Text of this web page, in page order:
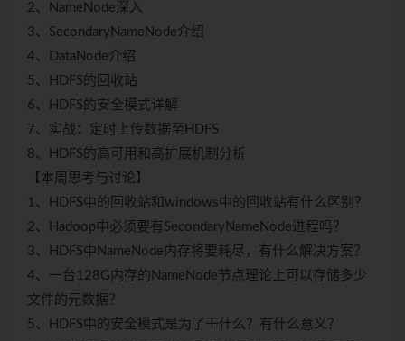
2、NameNode深入
3、SecondaryNameNode介绍
4、DataNode介绍
5、HDFS的回收站
6、HDFS的安全模式详解
7、实战：定时上传数据至HDFS
8、HDFS的高可用和高扩展机制分析
【本周思考与讨论】
1、HDFS中的回收站和windows中的回收站有什么区别？
2、Hadoop中必须要有SecondaryNameNode进程吗？
3、HDFS中NameNode内存将要耗尽，有什么解决方案？
4、一台128G内存的NameNode节点理论上可以存储多少
文件的元数据？
5、HDFS中的安全模式是为了干什么？有什么意义？